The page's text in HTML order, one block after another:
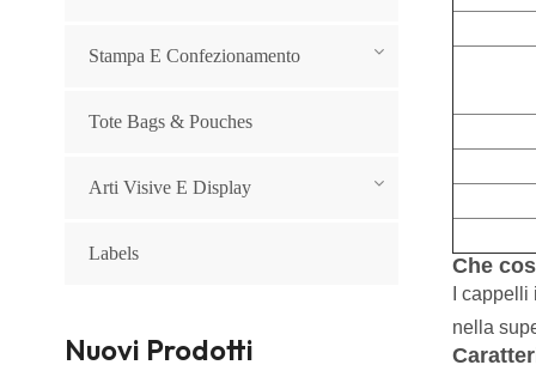
Che
I
nella
Stampa E Confezionamento
Tote Bags & Pouches
Arti Visive E Display
Labels
Nuovi Prodotti